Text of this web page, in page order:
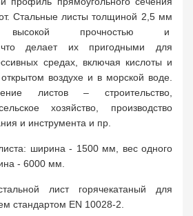
Стальные листы толщиной 2,5 мм
высокой прочностью и
что делает их пригодными для
средах, включая кислоты и
воздухе и в морской воде.
листов – строительство,
хозяйство, производство
и инструмента и пр.
ширина - 1500 мм, вес одного
- 6000 мм.
лист горячекатаный для
стандартом EN 10028-2.